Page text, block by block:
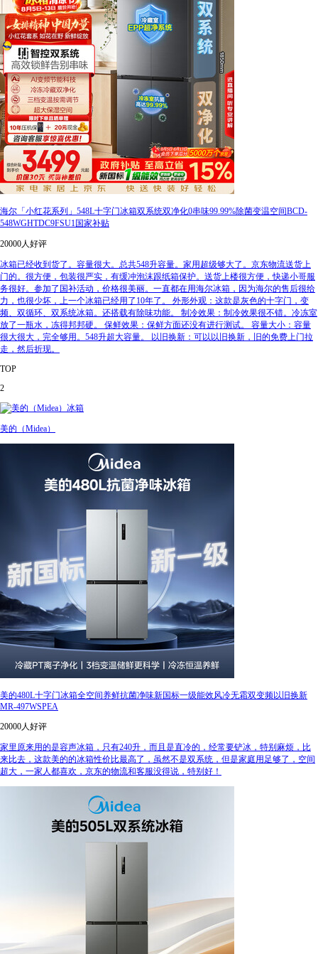
海尔「小红花系列」548L十字门冰箱双系统双净化0串味99.99%除菌变温空间BCD-
548WGHTDC9FSU1国家补贴
20000人好评
冰箱已经收到货了。容量很大。总共548升容量。家用超级够大了。京东物流送货上
门的。很方便，包装很严实，有缓冲泡沫跟纸箱保护。送货上楼很方便，快递小哥服
务很好。参加了国补活动，价格很美丽。一直都在用海尔冰箱，因为海尔的售后很给
力，也很少坏，上一个冰箱已经用了10年了。 外形外观：这款是灰色的十字门，变
频、双循环、双系统冰箱。还搭载有除味功能。 制冷效果：制冷效果很不错。冷冻室
放了一瓶水，冻得邦邦硬。 保鲜效果：保鲜方面还没有进行测试。 容量大小：容量
很大很大，完全够用。548升超大容量。 以旧换新：可以以旧换新，旧的免费上门拉
走，然后折现。
TOP
2
美的（Midea）
美的480L十字门冰箱全空间养鲜抗菌净味新国标一级能效风冷无霜双变频以旧换新
MR-497WSPEA
20000人好评
家里原来用的是容声冰箱，只有240升，而且是直冷的，经常要铲冰，特别麻烦，比
来比去，这款美的的冰箱性价比最高了，虽然不是双系统，但是家庭用足够了，空间
超大，一家人都喜欢，京东的物流和客服没得说，特别好！